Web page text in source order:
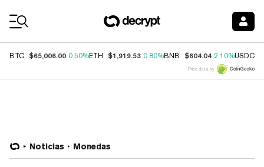
BTC $65,006.00 0.50%ETH $1,919.53 0.80%BNB $604.04 2.10%USDC
Price data by
Noticias Monedas